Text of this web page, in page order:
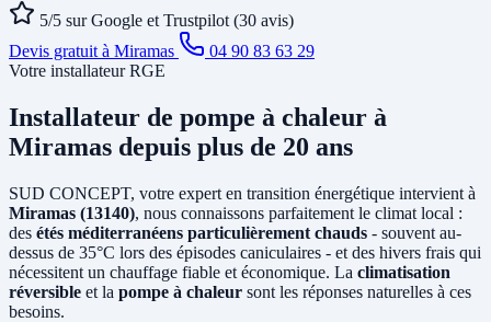
5/5 sur Google et Trustpilot (30 avis)
Devis gratuit à Miramas
04 90 83 63 29
Votre installateur RGE
Installateur de pompe à chaleur à
Miramas depuis plus de 20 ans
SUD CONCEPT, votre expert en transition énergétique intervient à
Miramas (13140), nous connaissons parfaitement le climat local :
des étés méditerranéens particulièrement chauds - souvent au-
dessus de 35°C lors des épisodes caniculaires - et des hivers frais qui
nécessitent un chauffage fiable et économique. La climatisation
réversible et la pompe à chaleur sont les réponses naturelles à ces
besoins.